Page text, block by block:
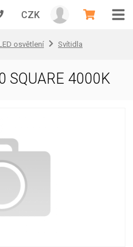
CZK
osvětlení Svítidla
SQUARE 4000K